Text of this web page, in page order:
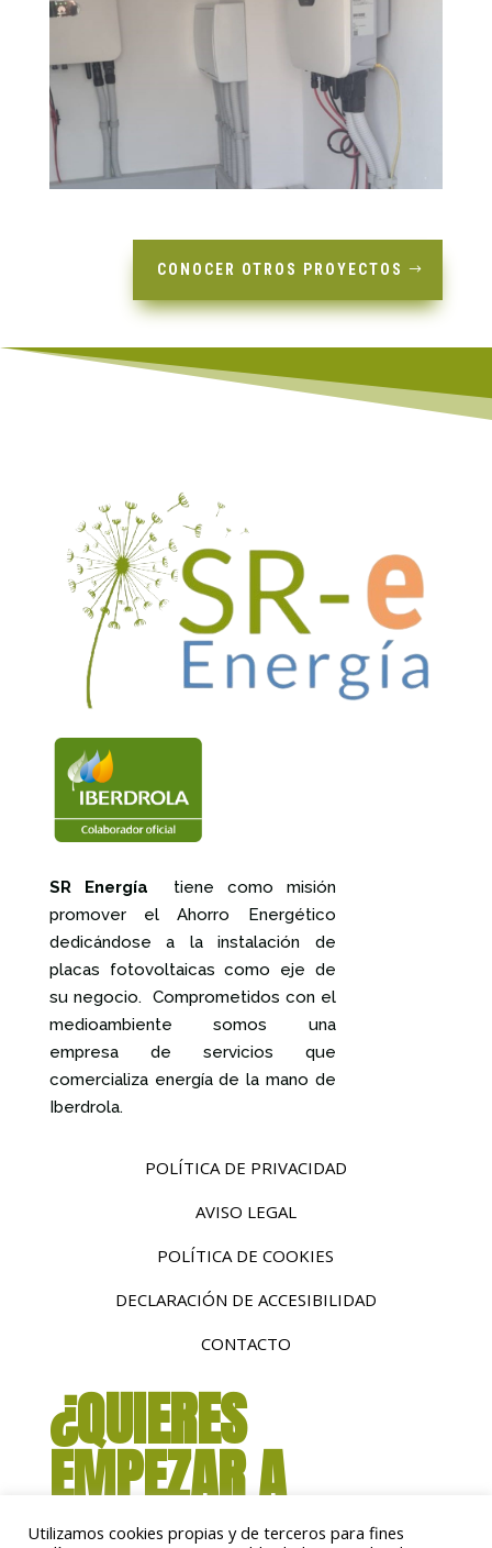
CONOCER OTROS PROYECTOS
SR Energía
tiene como misión
promover el Ahorro Energético
dedicándose a la instalación de
placas fotovoltaicas como eje de
su negocio. Comprometidos con el
medioambiente somos una
empresa de servicios que
comercializa energía de la mano de
Iberdrola.
POLÍTICA DE PRIVACIDAD
AVISO LEGAL
POLÍTICA DE COOKIES
DECLARACIÓN DE ACCESIBILIDAD
CONTACTO
¿QUIERES
EMPEZAR A
Utilizamos cookies propias y de terceros para fines